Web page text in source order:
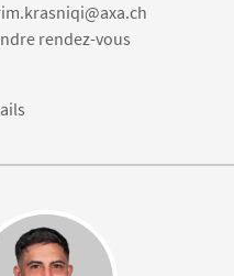
rendez-vous